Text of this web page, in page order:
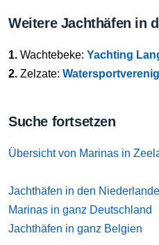
Weitere Jachthäfen in
1. Wachtebeke: Yachting
2. Zelzate:
Suche fortsetzen
Übersicht von Marinas in
Jachthäfen in den
Marinas in ganz Deutschland
Jachthäfen in ganz Belgien